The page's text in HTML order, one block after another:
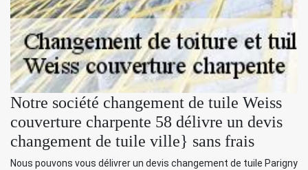
Notre société changement de tuile Weiss
couverture charpente 58 délivre un devis
changement de tuile ville} sans frais
Nous pouvons vous délivrer un devis changement de tuile Parigny